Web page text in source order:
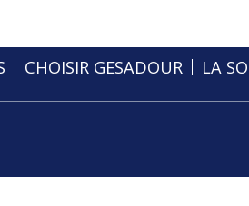
CHOISIR GESADOUR LA